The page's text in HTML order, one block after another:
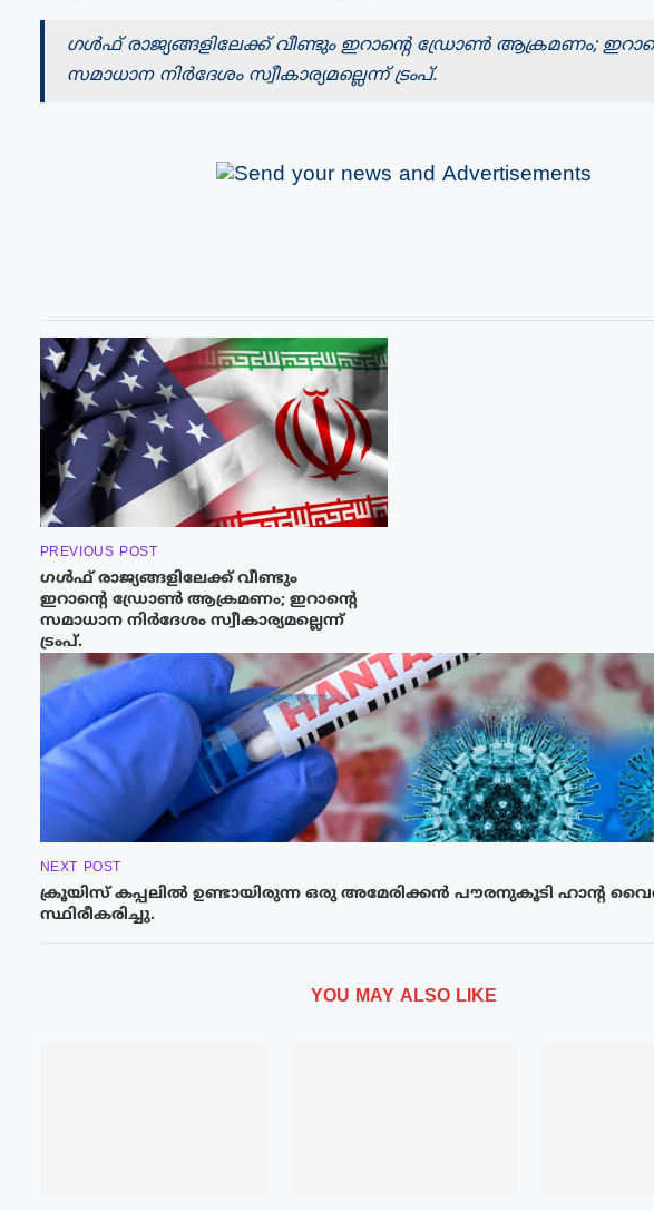
ഗൾഫ് രാജ്യങ്ങളിലേക്ക് വീണ്ടും ഇറാന്റെ ഡ്രോൺ ആക്രമണം;
സമാധാന നിർദേശം സ്വീകാര്യമല്ലെന്ന് ട്രംപ്.
PREVIOUS POST
ഗൾഫ് രാജ്യങ്ങളിലേക്ക് വീണ്ടും
ഇറാന്റെ ഡ്രോൺ ആക്രമണം; ഇറാന്‍റെ
സമാധാന നിർദേശം സ്വീകാര്യമല്ലെന്ന്
ട്രംപ്.
NEXT POST
ക്രൂയിസ് കപ്പലിൽ ഉണ്ടായിരുന്ന ഒരു അമേരിക്കൻ പൗരനുകൂടി ഹാൻ്റ
സ്ഥിരീകരിച്ചു.
YOU MAY ALSO LIKE